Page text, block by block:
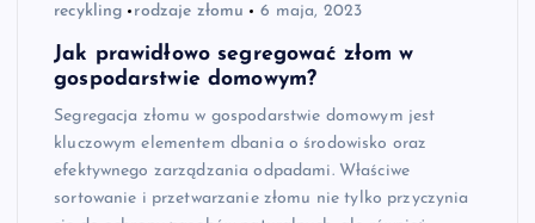
recykling rodzaje złomu 6 maja, 2023
Jak prawidłowo segregować złom w
gospodarstwie domowym?
Segregacja złomu w gospodarstwie domowym jest
kluczowym elementem dbania o środowisko oraz
efektywnego zarządzania odpadami. Właściwe
sortowanie i przetwarzanie złomu nie tylko przyczynia